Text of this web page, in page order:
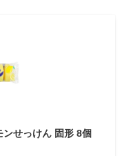
せっけん 固形 8個